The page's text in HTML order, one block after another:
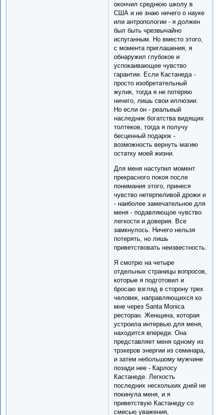
окончил среднюю школу в
США и не знаю ничего о науке
или антропологии - я должен
был быть чрезвычайно
испуганным. Но вместо этого,
с момента приглашения, я
обнаружил глубокое и
успокаивающее чувство
гарантии. Если Кастанеда -
просто изобретательный
жулик, тогда я не потеряю
ничего, лишь свои иллюзии.
Но если он - реальеый
наследник богатства видящих
толтеков, тогда я получу
бесценный подарок -
возможность вернуть магию
остатку моей жизни.
Для меня наступил момент
прекрасного покоя после
понимания этого, принеся
чувство нетерпеливой дрожи и
- наиболее замечательное для
меня - подавляющое чувство
легкости и доверия. Все
замкнулось. Ничего нельзя
потерять, но лишь
приветствовать неизвестность.
Я смотрю на четыре
отдельных страницы вопросов,
которые я подготовил и
бросаю взгляд в сторону трех
человек, направляющихся ко
мне через Santa Monica
ресторан. Женщина, которая
устроила интервью для меня,
находится впереди. Она
представляет меня одному из
трэкеров энергии из семинара,
и затем небольшому мужчине
позади нее - Карлосу
Кастанеде. Легкость
последних нескольких дней не
покинула меня, и я
приветствую Кастанеду со
смесью уважения,